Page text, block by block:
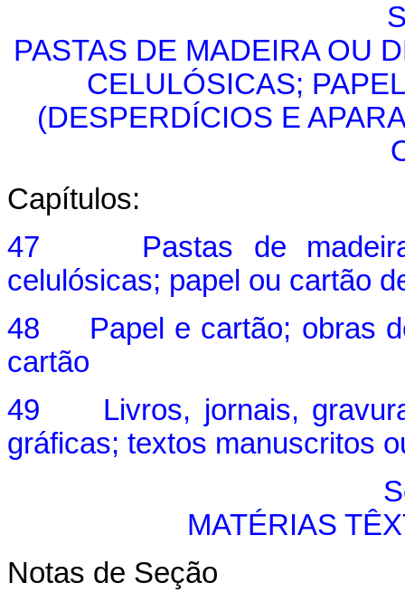
PASTAS DE MADEIRA OU
CELULÓSICAS;
(DESPERDÍCIOS E
Capítulos:
47 Pastas de madeira
celulósicas; papel ou cartão
48 Papel e cartão; obras
cartão
49 Livros, jornais,
gráficas; textos manuscritos
MATÉRIAS
Notas de Seção